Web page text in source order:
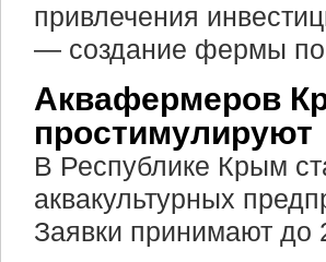
привлечения
— создание фермы по
Аквафермеров
простимулируют
В Республике Крым
аквакультурных
Заявки принимают до